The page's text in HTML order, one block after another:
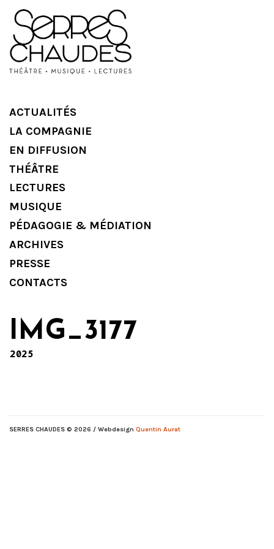
ACTUALITÉS
LA COMPAGNIE
EN DIFFUSION
THÉÂTRE
LECTURES
MUSIQUE
PÉDAGOGIE & MÉDIATION
ARCHIVES
PRESSE
CONTACTS
IMG_3177
2025
SERRES CHAUDES © 2026 / Webdesign Quentin Aurat